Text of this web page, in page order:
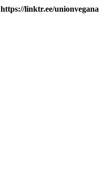
https://linktr.ee/unionvegana